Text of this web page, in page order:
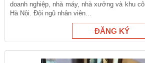
doanh nghiệp, nhà máy, nhà xưởng và khu
Hà Nội. Đội ngũ nhân viên...